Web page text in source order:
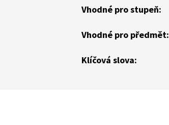
Vhodné pro stupeň:
Vhodné pro předmět:
Klíčová slova: